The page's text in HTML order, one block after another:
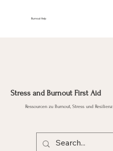
Burnout Help
Stress and Burnout First Aid
Ressourcen zu Burnout, Stress und Resilienz